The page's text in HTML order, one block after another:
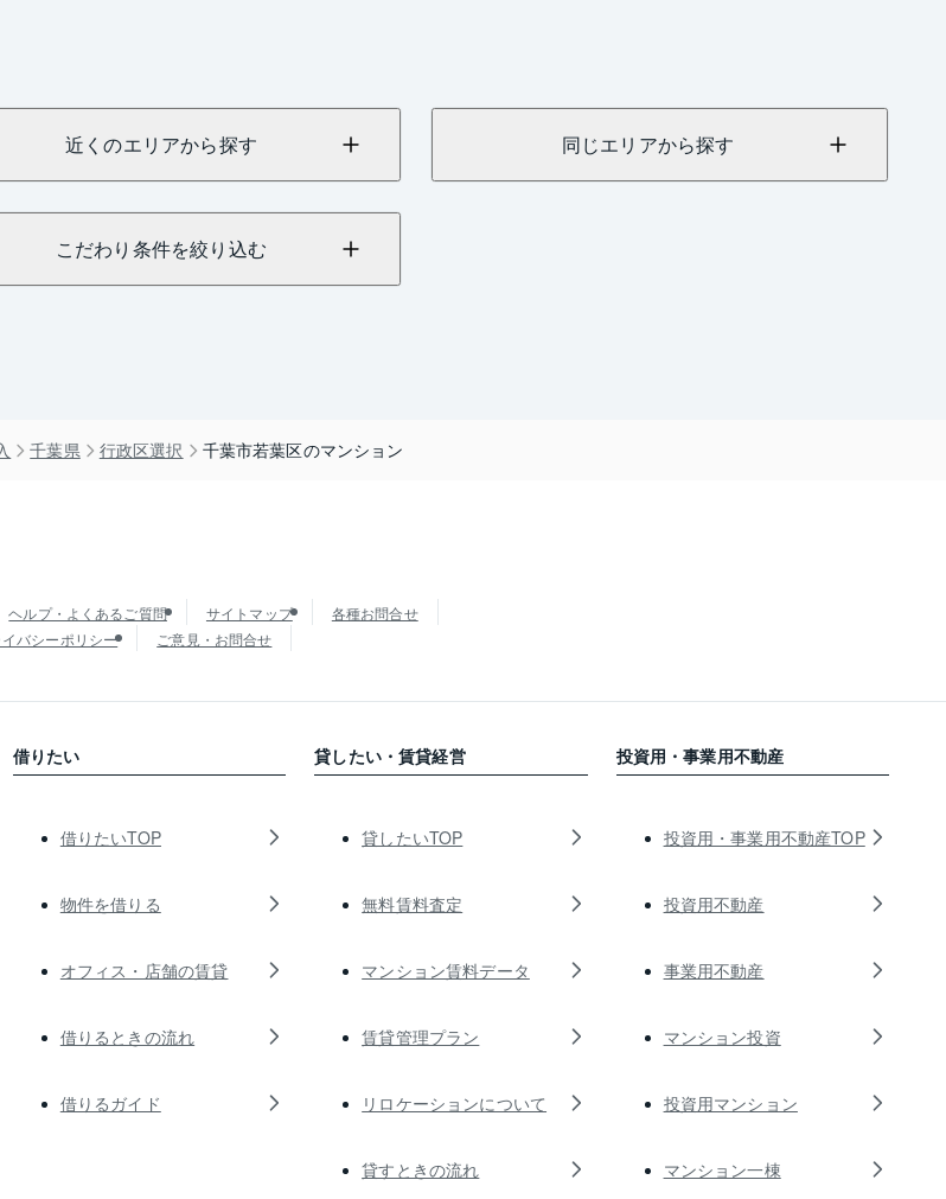
近くのエリアから探す 同じエリアから探す
こだわり条件を絞り込む
千葉県 行政区選択 千葉市若葉区のマンション
ヘルプ・よくあるご質問 サイトマップ
各種お問合せ
バシーポリシー ご意見・お問合せ
借りたい
借りたいTOP
物件を借りる
オフィス・店舗の賃貸
借りるときの流れ
借りるガイド
貸したい・賃貸経営
貸したいTOP
無料賃料査定
マンション賃料データ
賃貸管理プラン
リロケーションについて
貸すときの流れ
投資用・事業用不動産
投資用・事業用不動産TOP
投資用不動産
事業用不動産
マンション投資
投資用マンション
マンション一棟